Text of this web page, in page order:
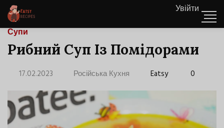
Увійти
Супи
Рибний Суп Із Помідорами
17.02.2023 Російська Кухня Eatsy 0